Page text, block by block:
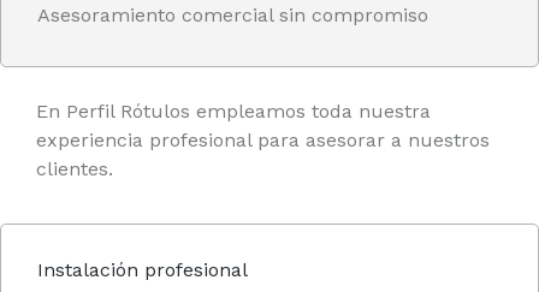
Asesoramiento comercial sin compromiso
En Perfil Rótulos empleamos toda nuestra
experiencia profesional para asesorar a nuestros
clientes.
Instalación profesional